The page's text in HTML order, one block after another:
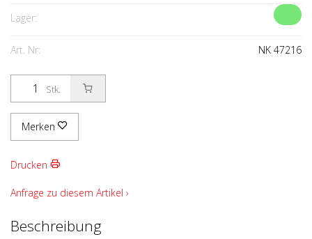
Lager:
Art. Nr: NK 47216
Stk.
Merken
Drucken
Anfrage zu diesem Artikel ›
Beschreibung